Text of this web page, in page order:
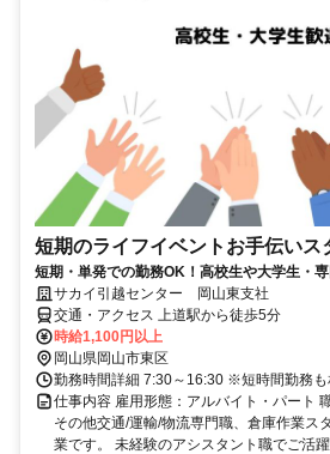
短期のライフイベントお手伝いス
短期・単発での勤務OK！高校生や大学生・
サカイ引越センター 岡山東支社
交通・アクセス 上道駅から徒歩5分
時給1,100円以上
岡山県岡山市東区
勤務時間詳細 7:30～16:30 ※短時間勤務も
仕事内容 雇用形態：アルバイト・パート
その他交通/運輸/物流専門職、倉庫作業ス
業です。 未経験のアシスタント職でご活